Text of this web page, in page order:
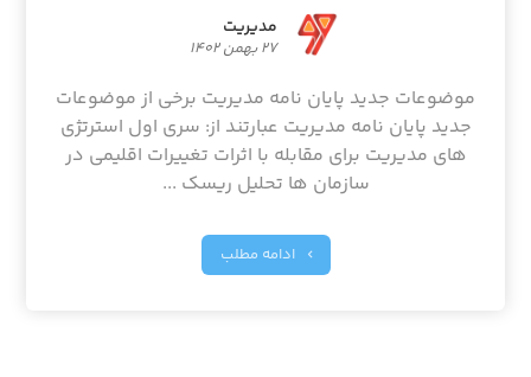
مدیریت
۲۷ بهمن ۱۴۰۲
موضوعات جدید پایان نامه مدیریت برخی از موضوعات
جدید پایان نامه مدیریت عبارتند از: سری اول استرتژی
های مدیریت برای مقابله با اثرات تغییرات اقلیمی در
سازمان ها تحلیل ریسک ...
ادامه مطلب